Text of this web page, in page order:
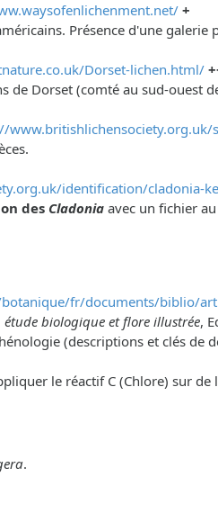
+
Présence d'une galerie
Dorset-lichen.html/
de Dorset (comté au sud-ouest
www.britishlichensociety.org.uk/
identification/cladonia-
des Cladonia avec un fichier
fr/documents/biblio/
étude biologique et flore illustrée,
(descriptions et clés de
le réactif C (Chlore) sur de
.